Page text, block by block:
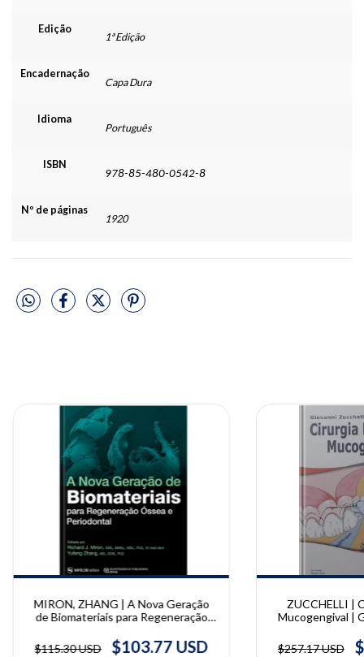
Edição
1ª Edição
Encadernação
Capa Dura
Idioma
Português
ISBN
978-85-480-0542-8
Nº de páginas
1920
MIRON, ZHANG | A Nova Geração
de Biomateriais para Regeneração
Miron e Yufeng Zhang
$115.30 USD $103.77 USD
ZUCCHELLI |
Mucogengival |
$257.17 USD